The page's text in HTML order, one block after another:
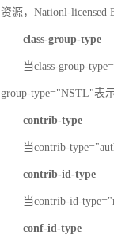
资源，Nationl-licensed
class-group-type
当class-group-
group-type="NSTL"表
contrib-type
当contrib-
contrib-id-type
当contrib-id-
conf-id-type